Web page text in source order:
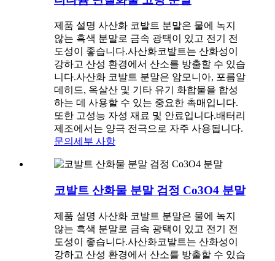
제품 설명 사산화 코발트 분말은 물에 녹지
않는 흑색 분말로 금속 광택이 있고 전기 전
도성이 좋습니다.사산화코발트는 산화성이
강하고 산성 환경에서 산소를 방출할 수 있습
니다.사산화 코발트 분말은 암모니아, 포름알
데히드, 옥살산 및 기타 유기 화합물을 합성
하는 데 사용할 수 있는 중요한 촉매입니다.
또한 고성능 자성 재료 및 안료입니다.배터리
제조에서는 양극 전극으로 자주 사용됩니다.
문의 세부 사항
코발트 산화물 분말 검정 Co3O4 분말
제품 설명 사산화 코발트 분말은 물에 녹지
않는 흑색 분말로 금속 광택이 있고 전기 전
도성이 좋습니다.사산화코발트는 산화성이
강하고 산성 환경에서 산소를 방출할 수 있습